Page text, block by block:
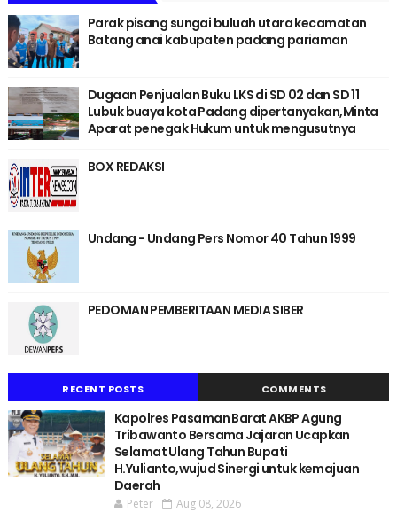
Parak pisang sungai buluah utara kecamatan
Batang anai kabupaten padang pariaman
Dugaan Penjualan Buku LKS di SD 02 dan SD 11
Lubuk buaya kota Padang dipertanyakan,Minta
Aparat penegak Hukum untuk mengusutnya
BOX REDAKSI
Undang - Undang Pers Nomor 40 Tahun 1999
PEDOMAN PEMBERITAAN MEDIA SIBER
RECENT POSTS COMMENTS
Kapolres Pasaman Barat AKBP Agung
Tribawanto Bersama Jajaran Ucapkan
Selamat Ulang Tahun Bupati
H.Yulianto,wujud Sinergi untuk kemajuan
Daerah
Peter Aug 08, 2026